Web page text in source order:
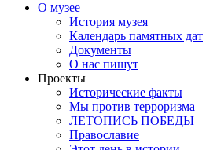
О музее
История музея
Календарь памятных дат
Документы
О нас пишут
Проекты
Исторические факты
Мы против терроризма
ЛЕТОПИСЬ ПОБЕДЫ
Православие